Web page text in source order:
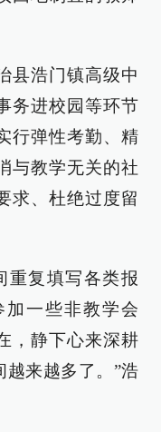
县浩门镇高级中
务进校园等环节
行弹性考勤、精
与教学无关的社
求、杜绝过度留
重复填写各类报
一些非教学会
，静下心来深耕
来越多了。”浩